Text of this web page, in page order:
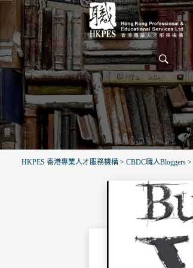
HKPES 香港專業人才服務機構 > CBDC職人Bloggers >